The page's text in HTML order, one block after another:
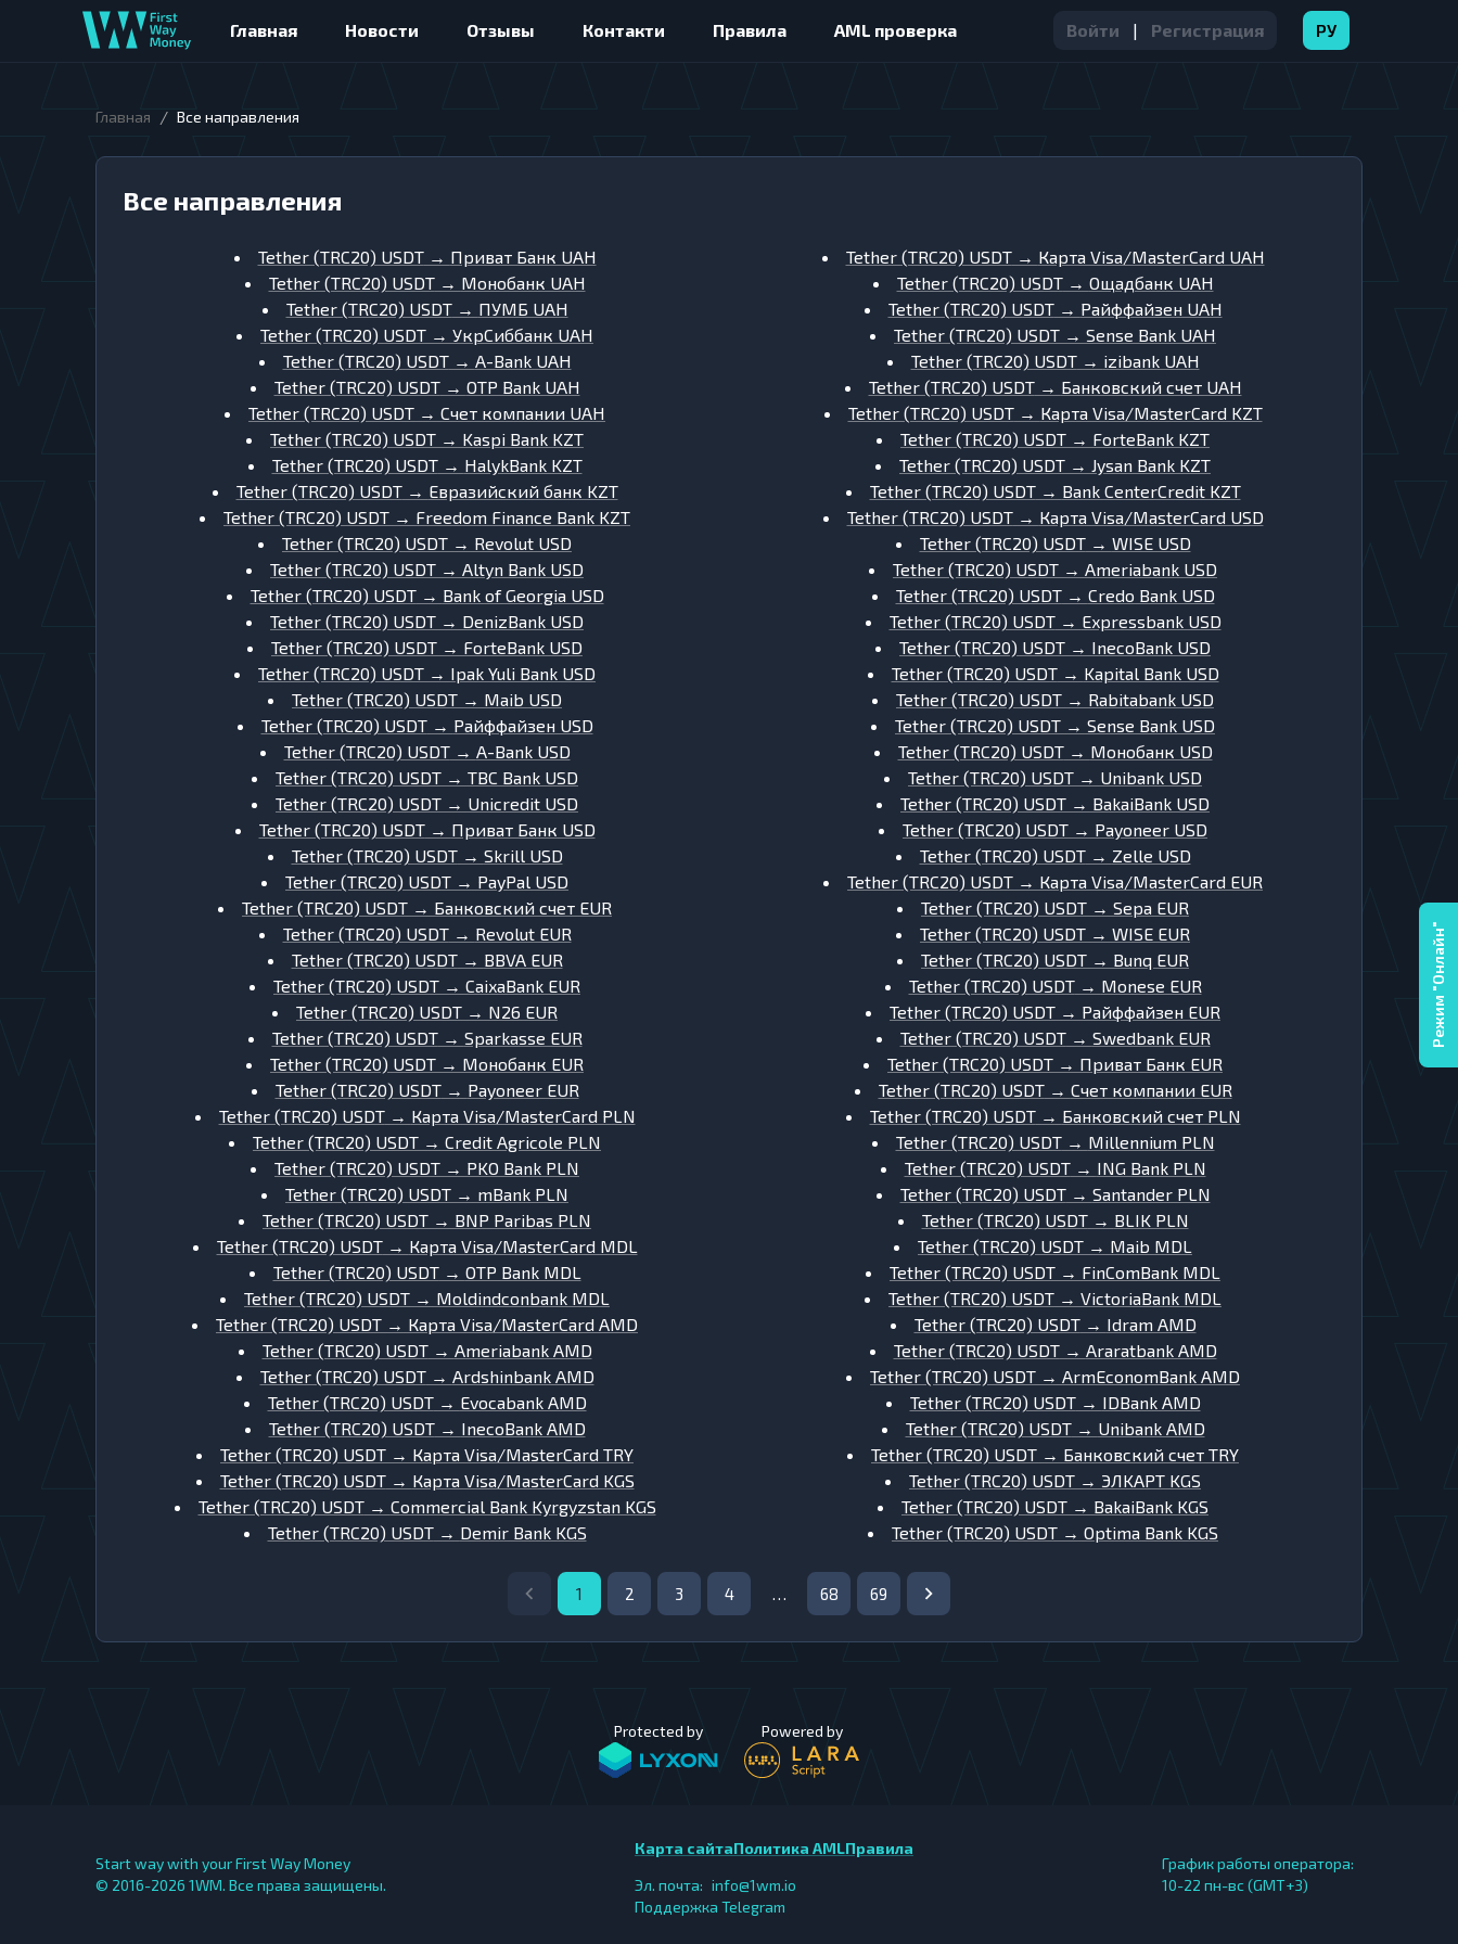
Главная Новости Отзывы Контакти Правила AML проверка Войти | Регистрация РУ
Главная / Все направления
Все направления
Tether (TRC20) USDT→ Приват Банк UAH Tether (TRC20) USDT→ Карта Visa/MasterCard UAH
Tether (TRC20) USDT→ Монобанк UAH Tether (TRC20) USDT→ Ощадбанк UAH
Tether (TRC20) USDT→ ПУМБ UAH Tether (TRC20) USDT→ Райффайзен UAH
Tether (TRC20) USDT → УкрСиббанк UAH Tether (TRC20) USDT → Sense Bank UAH
Tether (TRC20) USDT→ A-Bank UAH Tether (TRC20) USDT→ izibank UAH
Tether (TRC20) USDT→ OTP Bank UAH Tether (TRC20) USDT→ Банковский счет UAH
Tether (TRC20) USDT → Счет компании UAH Tether (TRC20) USDT→ Карта Visa/MasterCard KZT
Tether (TRC20) USDT → Kaspi Bank KZT Tether (TRC20) USDT → ForteBank KZT
Tether (TRC20) USDT→ HalykBank KZT Tether (TRC20) USDT → Jysan Bank KZT
Tether (TRC20) USDT→ Евразийский банк KZT Tether (TRC20) USDT→ Bank CenterCredit KZT
Tether (TRC20) USDT → Freedom Finance Bank KZT Tether (TRC20) USDT→ Карта Visa/MasterCard USD
Tether (TRC20) USDT → Revolut USD Tether (TRC20) USDT→ WISE USD
Tether (TRC20) USDT → Altyn Bank USD Tether (TRC20) USDT → Ameriabank USD
Tether (TRC20) USDT→ Bank of Georgia USD Tether (TRC20) USDT→ Credo Bank USD
Tether (TRC20) USDT → DenizBank USD Tether (TRC20) USDT→ Expressbank USD
Tether (TRC20) USDT → ForteBank USD Tether (TRC20) USDT → InecoBank USD
Tether (TRC20) USDT → Ipak Yuli Bank USD Tether (TRC20) USDT→ Kapital Bank USD
Tether (TRC20) USDT → Maib USD Tether (TRC20) USDT → Rabitabank USD
Tether (TRC20) USDT→ Райффайзен USD Tether (TRC20) USDT → Sense Bank USD
Tether (TRC20) USDT→ A-Bank USD Tether (TRC20) USDT→ Монобанк USD
Tether (TRC20) USDT → TBC Bank USD Tether (TRC20) USDT → Unibank USD
Tether (TRC20) USDT → Unicredit USD Tether (TRC20) USDT → BakaiBank USD
Tether (TRC20) USDT→ Приват Банк USD Tether (TRC20) USDT → Payoneer USD
Tether (TRC20) USDT→ Skrill USD Tether (TRC20) USDT→ Zelle USD
Tether (TRC20) USDT → PayPal USD Tether (TRC20) USDT → Карта Visa/MasterCard EUR
Tether (TRC20) USDT → Банковский счет EUR Tether (TRC20) USDT → Sepa EUR
Tether (TRC20) USDT→ Revolut EUR Tether (TRC20) USDT → WISE EUR
Tether (TRC20) USDT→ BBVA EUR Tether (TRC20) USDT → Bunq EUR
Tether (TRC20) USDT → CaixaBank EUR Tether (TRC20) USDT→ Monese EUR
Tether (TRC20) USDT → N26 EUR Tether (TRC20) USDT → Райффайзен EUR
Tether (TRC20) USDT→ Sparkasse EUR Tether (TRC20) USDT→ Swedbank EUR
Tether (TRC20) USDT → Монобанк EUR Tether (TRC20) USDT → Приват Банк EUR
Tether (TRC20) USDT→ Payoneer EUR Tether (TRC20) USDT→ Счет компании EUR
Tether (TRC20) USDT→ Карта Visa/MasterCard PLN Tether (TRC20) USDT→ Банковский счет PLN
Tether (TRC20) USDT → Credit Agricole PLN Tether (TRC20) USDT→ Millennium PLN
Tether (TRC20) USDT → PKO Bank PLN Tether (TRC20) USDT→ ING Bank PLN
Tether (TRC20) USDT → mBank PLN Tether (TRC20) USDT→ Santander PLN
Tether (TRC20) USDT → BNP Paribas PLN Tether (TRC20) USDT→ BLIK PLN
Tether (TRC20) USDT→ Карта Visa/MasterCard MDL Tether (TRC20) USDT → Maib MDL
Tether (TRC20) USDT→ OTP Bank MDL Tether (TRC20) USDT → FinComBank MDL
Tether (TRC20) USDT → Moldindconbank MDL Tether (TRC20) USDT → VictoriaBank MDL
Tether (TRC20) USDT → Карта Visa/MasterCard AMD Tether (TRC20) USDT→ Idram AMD
Tether (TRC20) USDT→ Ameriabank AMD Tether (TRC20) USDT→ Araratbank AMD
Tether (TRC20) USDT→ Ardshinbank AMD Tether (TRC20) USDT → ArmEconomBank AMD
Tether (TRC20) USDT→ Evocabank AMD Tether (TRC20) USDT→ IDBank AMD
Tether (TRC20) USDT→ InecoBank AMD Tether (TRC20) USDT→ Unibank AMD
Tether (TRC20) USDT → Карта Visa/MasterCard TRY Tether (TRC20) USDT → Банковский счет TRY
Tether (TRC20) USDT→ Карта Visa/MasterCard KGS Tether (TRC20) USDT → ЭЛKAPT KGS
Tether (TRC20) USDT→ Commercial Bank Kyrgyzstan KGS Tether (TRC20) USDT → BakaiBank KGS
Tether (TRC20) USDT→ Demir Bank KGS Tether (TRC20) USDT → Optima Bank KGS
1 2 3 4 … 68 69
Protected by Powered by
Start way with your First Way Money
© 2016-2026 1WM. Все права защищены.
Карта сайтаПолитика AMLПравила
Эл. почта: info@1wm.io
Поддержка Telegram
График работы оператора:
10-22 пн-вс (GMT+3)
Режим "Онлайн"